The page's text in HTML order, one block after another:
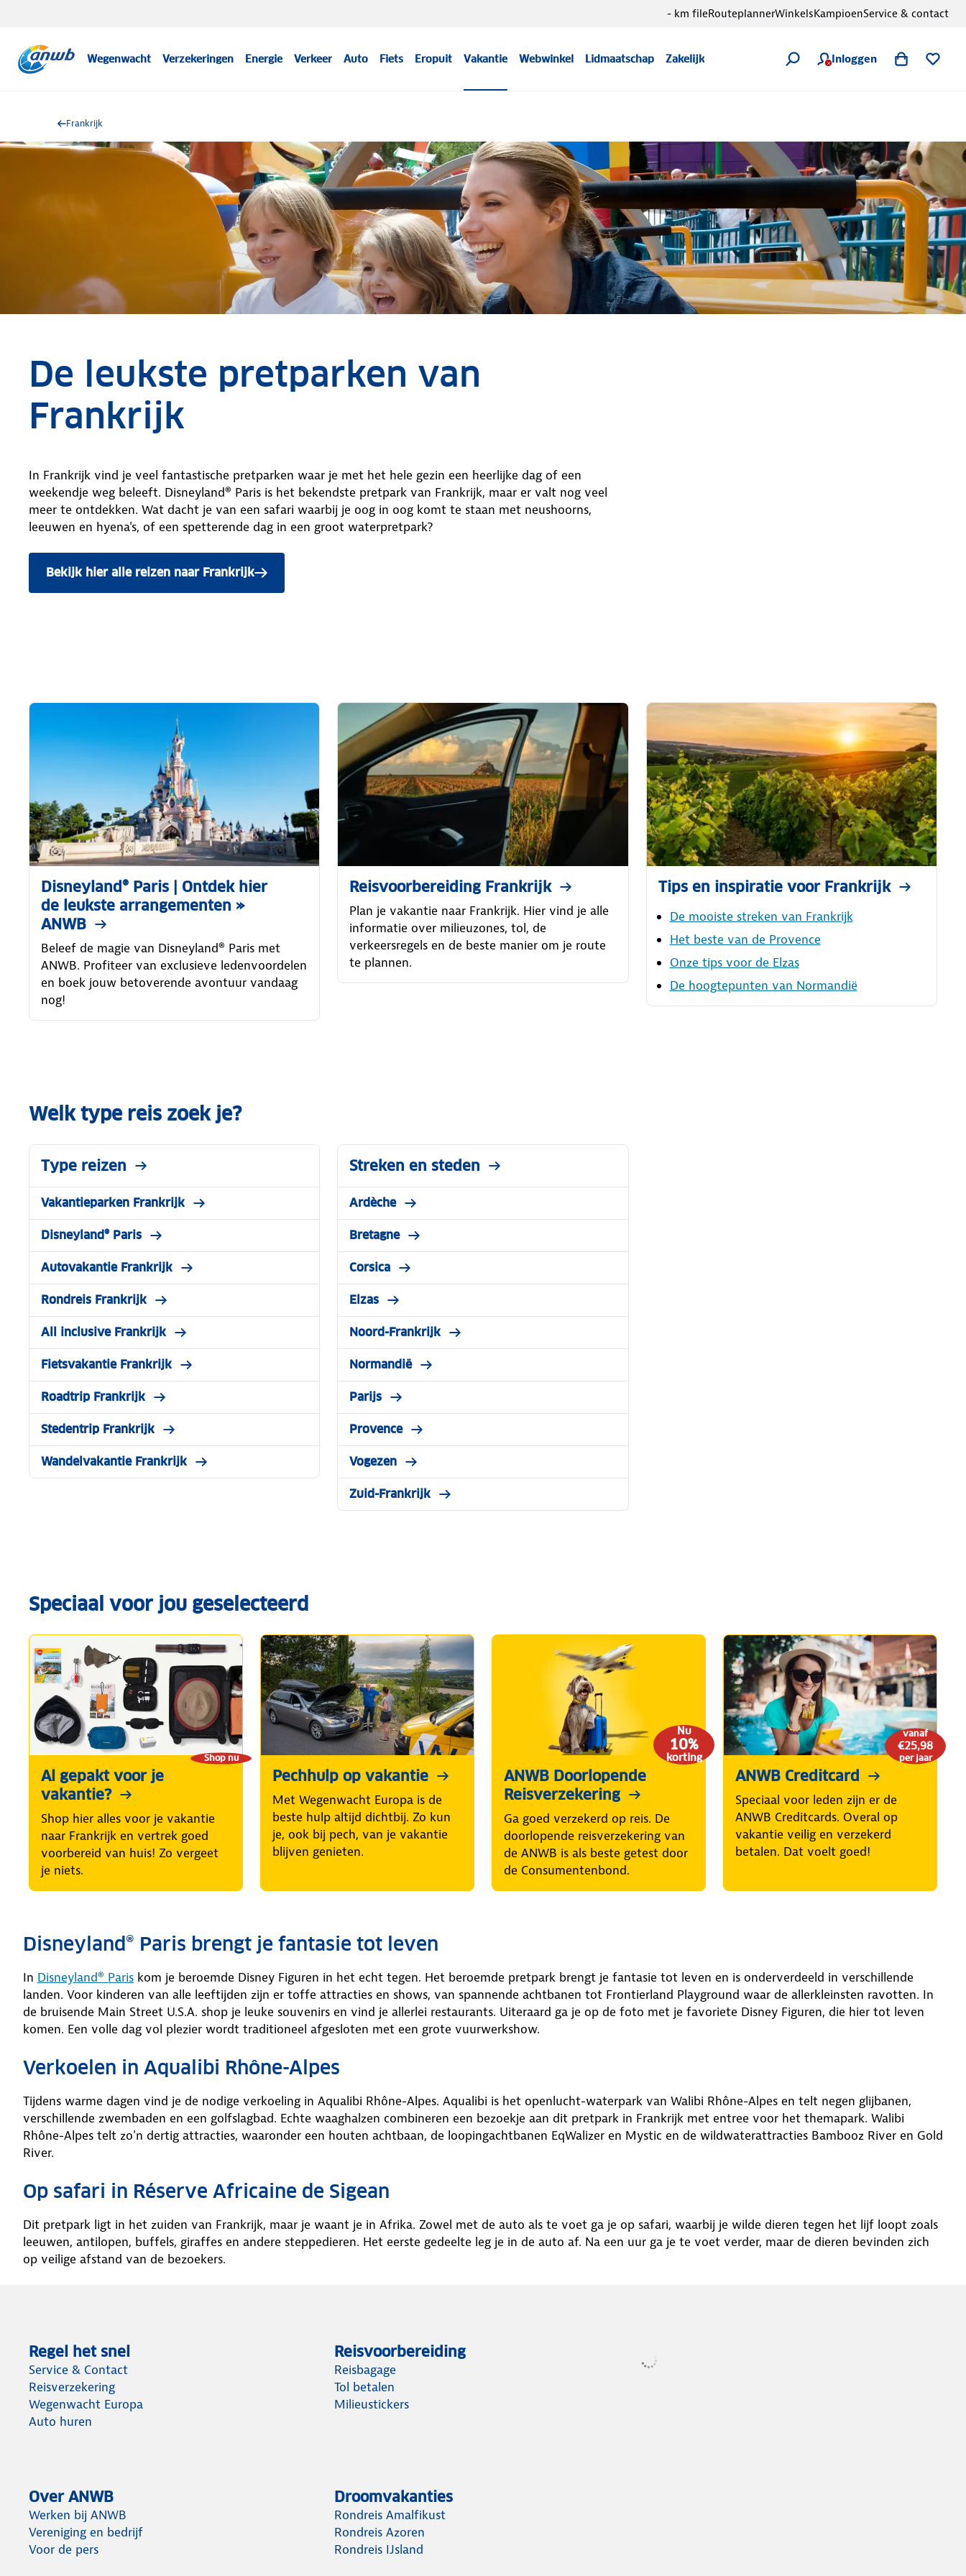
Wegenwacht Verzekeringen Energie Verkeer Auto Fiets Eropuit Vakantie Webwinkel Lidmaatschap Zakelijk Inloggen
- km fileRouteplannerWinkelsKampioenService & contact
Frankrijk
De leukste pretparken van
Frankrijk
In Frankrijk vind je veel fantastische pretparken waar je met het hele gezin een heerlijke dag of een
weekendje weg beleeft. Disneyland® Paris is het bekendste pretpark van Frankrijk, maar er valt nog veel
meer te ontdekken. Wat dacht je van een safari waarbij je oog in oog komt te staan met neushoorns,
leeuwen en hyena's, of een spetterende dag in een groot waterpretpark?
Bekijk hier alle reizen naar Frankrijk
Disneyland® Paris | Ontdek hier
de leukste arrangementen »
ANWB
Beleef de magie van Disneyland® Paris met
ANWB. Profiteer van exclusieve ledenvoordelen
en boek jouw betoverende avontuur vandaag
nog!
Reisvoorbereiding Frankrijk
Plan je vakantie naar Frankrijk. Hier vind je alle
informatie over milieuzones, tol, de
verkeersregels en de beste manier om je route
te plannen.
Tips en inspiratie voor Frankrijk
De mooiste streken van Frankrijk
Het beste van de Provence
Onze tips voor de Elzas
De hoogtepunten van Normandië
Welk type reis zoek je?
Type reizen
Vakantieparken Frankrijk
Disneyland® Paris
Autovakantie Frankrijk
Rondreis Frankrijk
All inclusive Frankrijk
Fietsvakantie Frankrijk
Roadtrip Frankrijk
Stedentrip Frankrijk
Wandelvakantie Frankrijk
Streken en steden
Ardèche
Bretagne
Corsica
Elzas
Noord-Frankrijk
Normandië
Parijs
Provence
Vogezen
Zuid-Frankrijk
Speciaal voor jou geselecteerd
Shop nu
Al gepakt voor je
vakantie?
Shop hier alles voor je vakantie
naar Frankrijk en vertrek goed
voorbereid van huis! Zo vergeet
je niets.
Pechhulp op vakantie
Met Wegenwacht Europa is de
beste hulp altijd dichtbij. Zo kun
je, ook bij pech, van je vakantie
blijven genieten.
Nu
10%
korting
ANWB Doorlopende
Reisverzekering
Ga goed verzekerd op reis. De
doorlopende reisverzekering van
de ANWB is als beste getest door
de Consumentenbond.
vanaf
€25,98
per jaar
ANWB Creditcard
Speciaal voor leden zijn er de
ANWB Creditcards. Overal op
vakantie veilig en verzekerd
betalen. Dat voelt goed!
Disneyland® Paris brengt je fantasie tot leven
In Disneyland® Paris kom je beroemde Disney Figuren in het echt tegen. Het beroemde pretpark brengt je fantasie tot leven en is onderverdeeld in verschillende
landen. Voor kinderen van alle leeftijden zijn er toffe attracties en shows, van spannende achtbanen tot Frontierland Playground waar de allerkleinsten ravotten. In
de bruisende Main Street U.S.A. shop je leuke souvenirs en vind je allerlei restaurants. Uiteraard ga je op de foto met je favoriete Disney Figuren, die hier tot leven
komen. Een volle dag vol plezier wordt traditioneel afgesloten met een grote vuurwerkshow.
Verkoelen in Aqualibi Rhône-Alpes
Tijdens warme dagen vind je de nodige verkoeling in Aqualibi Rhône-Alpes. Aqualibi is het openlucht-waterpark van Walibi Rhône-Alpes en telt negen glijbanen,
verschillende zwembaden en een golfslagbad. Echte waaghalzen combineren een bezoekje aan dit pretpark in Frankrijk met entree voor het themapark. Walibi
Rhône-Alpes telt zo'n dertig attracties, waaronder een houten achtbaan, de loopingachtbanen EqWalizer en Mystic en de wildwaterattracties Bambooz River en Gold
River.
Op safari in Réserve Africaine de Sigean
Dit pretpark ligt in het zuiden van Frankrijk, maar je waant je in Afrika. Zowel met de auto als te voet ga je op safari, waarbij je wilde dieren tegen het lijf loopt zoals
leeuwen, antilopen, buffels, giraffes en andere steppedieren. Het eerste gedeelte leg je in de auto af. Na een uur ga je te voet verder, maar de dieren bevinden zich
op veilige afstand van de bezoekers.
Regel het snel
Service & Contact
Reisverzekering
Wegenwacht Europa
Auto huren
Reisvoorbereiding
Reisbagage
Tol betalen
Milieustickers
Over ANWB
Werken bij ANWB
Vereniging en bedrijf
Voor de pers
Droomvakanties
Rondreis Amalfikust
Rondreis Azoren
Rondreis IJsland